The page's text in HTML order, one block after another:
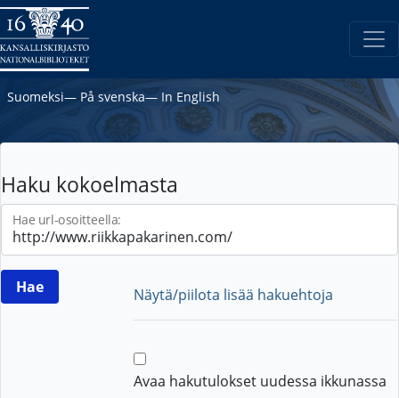
Suomeksi― På svenska― In English
Haku kokoelmasta
Hae url-osoitteella:
Näytä/piilota lisää hakuehtoja
Avaa hakutulokset uudessa ikkunassa